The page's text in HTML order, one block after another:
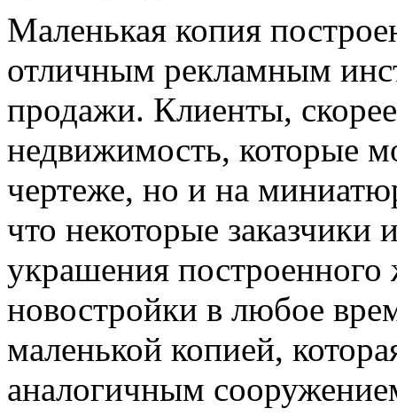
Маленькая копия
отличным рекламным
продажи. Клиенты,
недвижимость, которые
чертеже, но и на
что некоторые заказчики
украшения
новостройки в любое
маленькой копией,
аналогичным